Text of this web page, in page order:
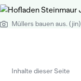
Müllers bauen aus. (jin)
Inhalte dieser Seite